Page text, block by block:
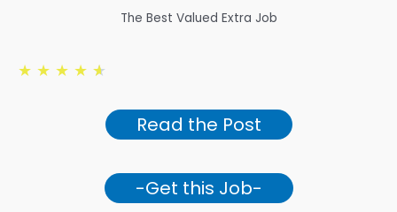
The Best Valued Extra Job
★ ★ ★ ★ ★
Read the Post
-Get this Job-